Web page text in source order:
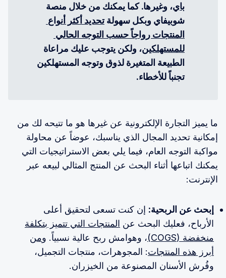
باي
شوبيفاي وبكل سهولة
للمستهلكين
تجنباً للأخطاء.
ما يميز التجارة الإلكترونية عن غيرها هو ما تتيحه لك من
إمكانية تحديد المجال الذي يناسبك، عوضاً عن محاولة
مواكبة التوجه العام، فيما يلي بعض الاستراتيجيات التي
يمكنك اتباعها أثناء البحث عن المنتج المثالي لبيعه عبر
الإنترنت:
إبحث عن الربحية: إن كنت تسعى لتحقيق أعلى
الأرباح، فعليك البحث عن المنتجات التي تتميز بتكلفة
منخفضة (COGS)
، وهوامش ربح عالية نسبياً. ومن
أبرز هذه المنتجات: المجوهرات، منتجات التجميل،
وفُرش الأسنان المصنوعة من الخيزران.